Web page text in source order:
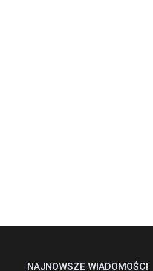
NAJNOWSZE WIADOMOŚCI